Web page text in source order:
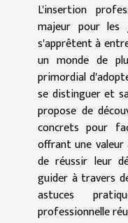
L'insertion
majeur pour les
s'apprêtent à
un monde de
primordial
se distinguer et
propose de
concrets pour
offrant une valeur
de réussir leur
guider à travers
astuces
professionnelle